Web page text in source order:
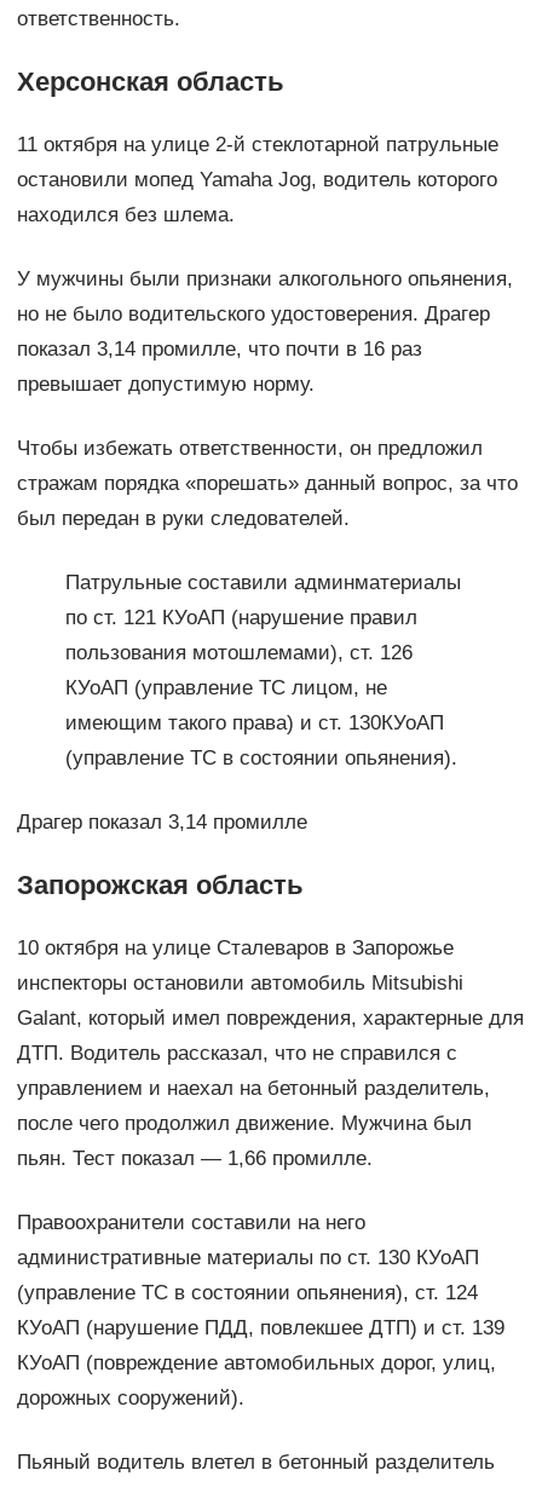
ответственность.
Херсонская область
11 октября на улице 2-й стеклотарной патрульные
остановили мопед Yamaha Jog, водитель которого
находился без шлема.
У мужчины были признаки алкогольного опьянения,
но не было водительского удостоверения. Драгер
показал 3,14 промилле, что почти в 16 раз
превышает допустимую норму.
Чтобы избежать ответственности, он предложил
стражам порядка «порешать» данный вопрос, за что
был передан в руки следователей.
Патрульные составили админматериалы
по ст. 121 КУоАП (нарушение правил
пользования мотошлемами), ст. 126
КУоАП (управление ТС лицом, не
имеющим такого права) и ст. 130КУоАП
(управление ТС в состоянии опьянения).
Драгер показал 3,14 промилле
Запорожская область
10 октября на улице Сталеваров в Запорожье
инспекторы остановили автомобиль Mitsubishi
Galant, который имел повреждения, характерные для
ДТП. Водитель рассказал, что не справился с
управлением и наехал на бетонный разделитель,
после чего продолжил движение. Мужчина был
пьян. Тест показал — 1,66 промилле.
Правоохранители составили на него
административные материалы по ст. 130 КУоАП
(управление ТС в состоянии опьянения), ст. 124
КУоАП (нарушение ПДД, повлекшее ДТП) и ст. 139
КУоАП (повреждение автомобильных дорог, улиц,
дорожных сооружений).
Пьяный водитель влетел в бетонный разделитель